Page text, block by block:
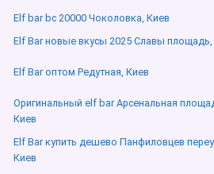
Elf bar bc 20000 Чоколовка, Киев
Elf Bar новые вкусы 2025 Славы площадь,
Elf Bar оптом Редутная, Киев
Оригинальный elf bar Арсенальная
Киев
Elf Bar купить дешево Панфиловцев
Киев